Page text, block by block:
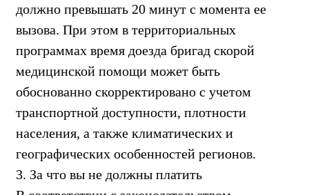
должно превышать 20 минут с момента ее
вызова. При этом в территориальных
программах время доезда бригад скорой
медицинской помощи может быть
обоснованно скорректировано с учетом
транспортной доступности, плотности
населения, а также климатических и
географических особенностей регионов.
3. За что вы не должны платить